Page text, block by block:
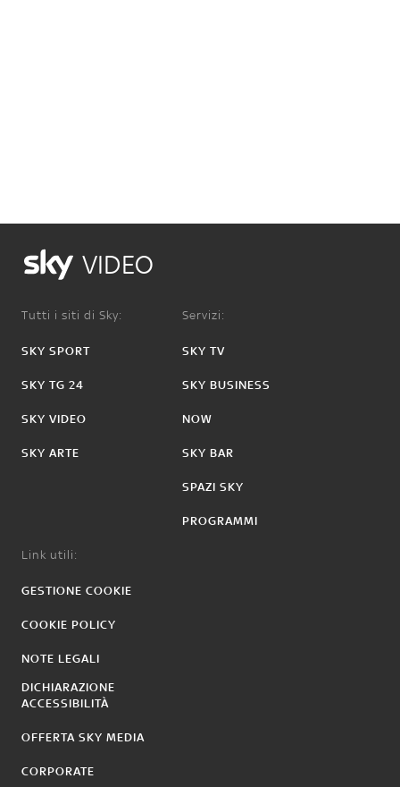
VIDEO
Tutti i siti di Sky:
SKY SPORT
SKY TG 24
SKY VIDEO
SKY ARTE
Servizi:
SKY TV
SKY BUSINESS
NOW
SKY BAR
SPAZI SKY
PROGRAMMI
Link utili:
GESTIONE COOKIE
COOKIE POLICY
NOTE LEGALI
DICHIARAZIONE
ACCESSIBILITÀ
OFFERTA SKY MEDIA
CORPORATE